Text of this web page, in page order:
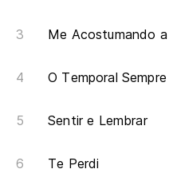
Me Acostumando
O Temporal
Sentir e Lembrar
Te Perdi